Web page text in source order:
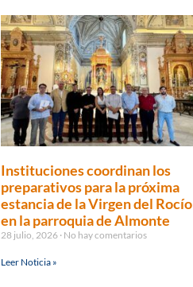
Instituciones coordinan los
preparativos para la próxima
estancia de la Virgen del Rocío
en la parroquia de Almonte
28 julio, 2026 No hay comentarios
Leer Noticia »